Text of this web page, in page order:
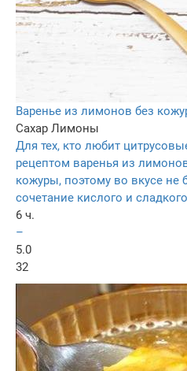
Варенье из лимонов без
Сахар Лимоны
Для тех, кто любит
рецептом варенья из
кожуры, поэтому во вкусе не
сочетание кислого и
6 ч.
–
5.0
32